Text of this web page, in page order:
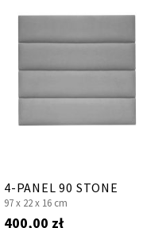
4-PANEL 90 STONE
97 x 22 x 16 cm
400,00 zł